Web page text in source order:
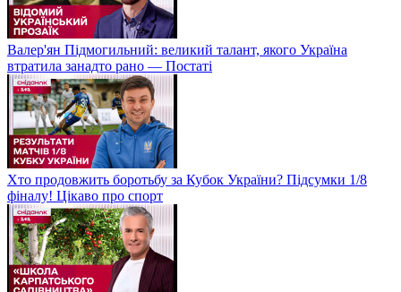
Валер'ян Підмогильний: великий талант, якого Україна
втратила занадто рано — Постаті
Хто продовжить боротьбу за Кубок України? Підсумки 1/8
фіналу! Цікаво про спорт